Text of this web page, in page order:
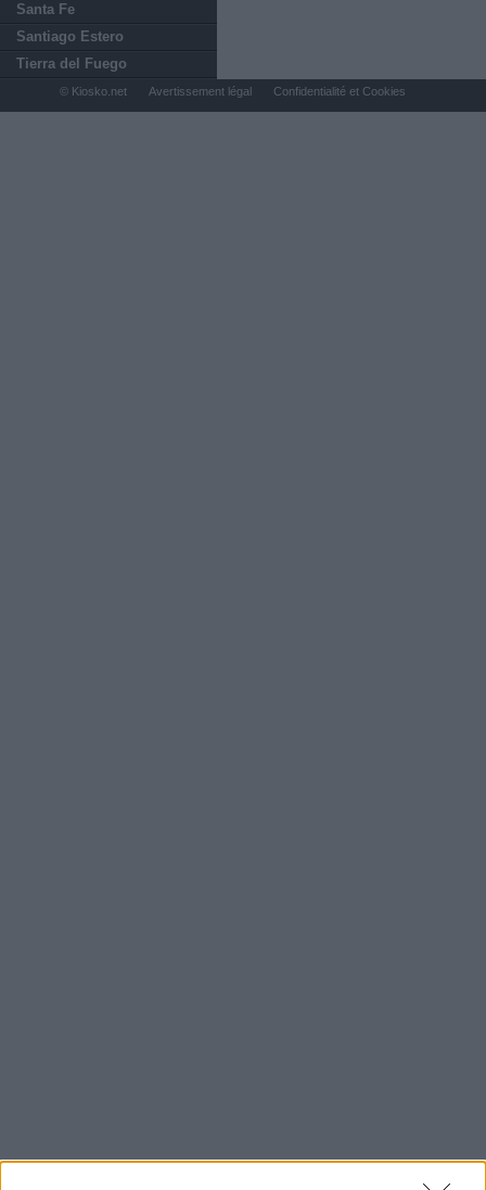
Santa Fe
Santiago Estero
Tierra del Fuego
© Kiosko.net Avertissement légal Confidentialité et Cookies